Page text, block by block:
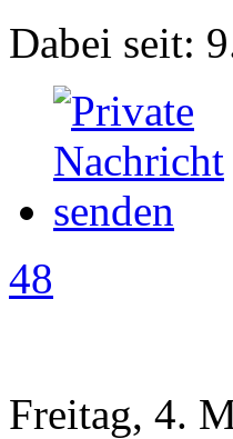
Dabei seit:
48
Freitag, 4.